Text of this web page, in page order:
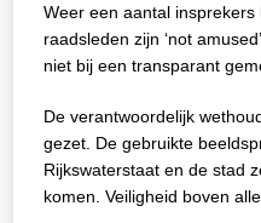
Weer een aantal
raadsleden zijn ‘not
niet bij een transparant
De verantwoordelijk
gezet. De gebruikte
Rijkswaterstaat en de stad
komen. Veiligheid boven